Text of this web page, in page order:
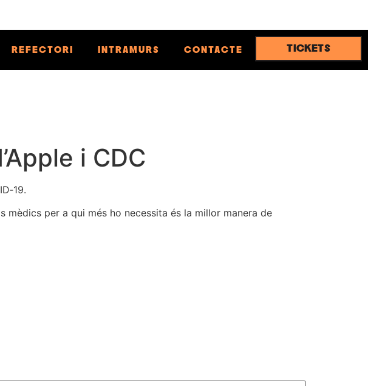
REFECTORI INTRAMURS CONTACTE TICKETS
i CDC
per a qui més ho necessita és la millor manera de